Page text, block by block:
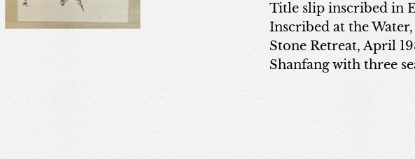
Title slip inscribed in
Inscribed at the
Stone Retreat, April
Shanfang with three